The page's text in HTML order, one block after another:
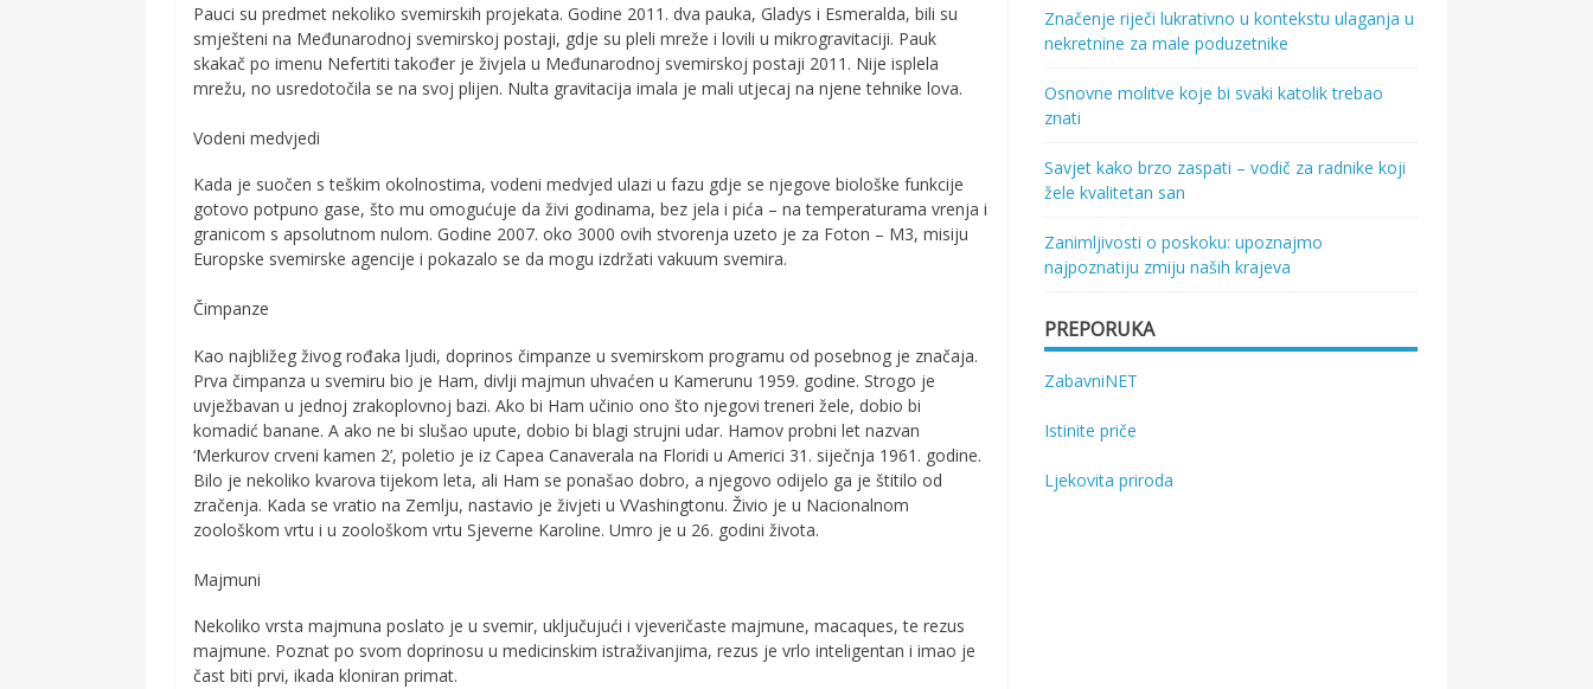
Pauci su predmet nekoliko svemirskih projekata. Godine 2011. dva pauka, Gladys i Esmeralda, bili su
smješteni na Međunarodnoj svemirskoj postaji, gdje su pleli mreže i lovili u mikrogravitaciji. Pauk
skakač po imenu Nefertiti također je živjela u Međunarodnoj svemirskoj postaji 2011. Nije isplela
mrežu, no usredotočila se na svoj plijen. Nulta gravitacija imala je mali utjecaj na njene tehnike lova.
Vodeni medvjedi
Kada je suočen s teškim okolnostima, vodeni medvjed ulazi u fazu gdje se njegove biološke funkcije
gotovo potpuno gase, što mu omogućuje da živi godinama, bez jela i pića – na temperaturama vrenja i
granicom s apsolutnom nulom. Godine 2007. oko 3000 ovih stvorenja uzeto je za Foton – M3, misiju
Europske svemirske agencije i pokazalo se da mogu izdržati vakuum svemira.
Čimpanze
Kao najbližeg živog rođaka ljudi, doprinos čimpanze u svemirskom programu od posebnog je značaja.
Prva čimpanza u svemiru bio je Ham, divlji majmun uhvaćen u Kamerunu 1959. godine. Strogo je
uvježbavan u jednoj zrakoplovnoj bazi. Ako bi Ham učinio ono što njegovi treneri žele, dobio bi
komadić banane. A ako ne bi slušao upute, dobio bi blagi strujni udar. Hamov probni let nazvan
‘Merkurov crveni kamen 2’, poletio je iz Capea Canaverala na Floridi u Americi 31. siječnja 1961. godine.
Bilo je nekoliko kvarova tijekom leta, ali Ham se ponašao dobro, a njegovo odijelo ga je štitilo od
zračenja. Kada se vratio na Zemlju, nastavio je živjeti u VVashingtonu. Živio je u Nacionalnom
zoološkom vrtu i u zoološkom vrtu Sjeverne Karoline. Umro je u 26. godini života.
Majmuni
Nekoliko vrsta majmuna poslato je u svemir, uključujući i vjeveričaste majmune, macaques, te rezus
majmune. Poznat po svom doprinosu u medicinskim istraživanjima, rezus je vrlo inteligentan i imao je
čast biti prvi, ikada kloniran primat.
Značenje riječi lukrativno u kontekstu ulaganja u
nekretnine za male poduzetnike
Osnovne molitve koje bi svaki katolik trebao
znati
Savjet kako brzo zaspati – vodič za radnike koji
žele kvalitetan san
Zanimljivosti o poskoku: upoznajmo
najpoznatiju zmiju naših krajeva
PREPORUKA
ZabavniNET
Istinite priče
Ljekovita priroda